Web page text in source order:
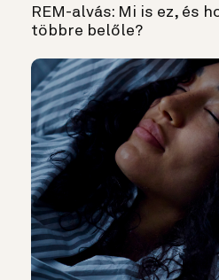
REM-alvás: Mi is ez, és
többre belőle?